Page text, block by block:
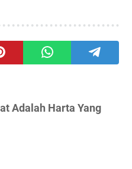
Adalah Harta Yang